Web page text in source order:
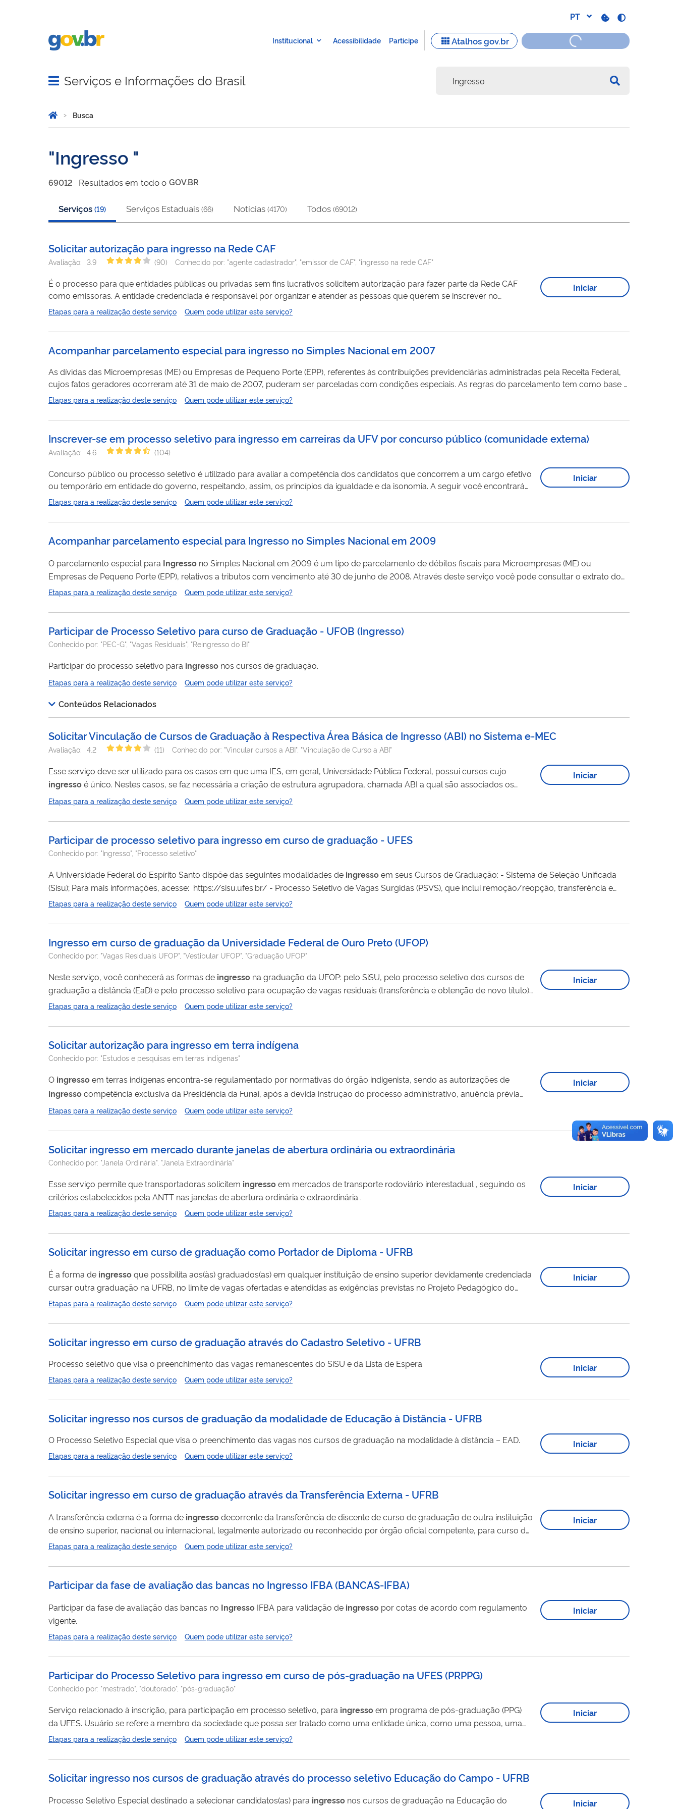
Abrir menu principal de navegação
Serviços e Informações do Brasil
Você está aqui:
Página Inicial
Busca
Ingresso
69012 Resultadosem todo o GOV.BR
Serviços (19) Serviços Estaduais (66) Notícias (4170) Todos (69012)
Solicitar autorização para ingresso na Rede CAF
Avaliação: 3.9 (90) Conhecido por: "agente cadastrador", "emissor de CAF", "ingresso na rede CAF"
É o processo para que entidades públicas ou privadas sem fins lucrativos solicitem autorização para fazer parte da Rede CAF
como emissoras. A entidade credenciada é responsável por organizar e atender as pessoas que querem se inscrever no
Cadastro Nacional da Agricultura Familiar (CAF). O Departamento de Cadastro Nacional do CAF analisa cada pedido, levando em
conta a necessidade do serviço na região, a estrutura e capacidade da entidade e os critérios definidos pelo órgão gestor do CAF.
Etapas para a realização deste serviço Quem pode utilizar este serviço?
Iniciar
Acompanhar parcelamento especial para ingresso no Simples Nacional em 2007
As dívidas das Microempresas (ME) ou Empresas de Pequeno Porte (EPP), referentes às contribuições previdenciárias administradas pela Receita Federal,
cujos fatos geradores ocorreram até 31 de maio de 2007, puderam ser parceladas com condições especiais. As regras do parcelamento tem como base o
art. 79 da L.C. nº 123, de 14 de dezembro de 2006. Através deste serviço você pode consultar o extrato do parcelamento e emitir parcelas. O prazo de
adesão está encerrado.
Etapas para a realização deste serviço Quem pode utilizar este serviço?
Inscrever-se em processo seletivo para ingresso em carreiras da UFV por concurso público (comunidade externa)
Avaliação: 4.6 (104)
Concurso público ou processo seletivo é utilizado para avaliar a competência dos candidatos que concorrem a um cargo efetivo
ou temporário em entidade do governo, respeitando, assim, os princípios da igualdade e da isonomia. A seguir você encontrará
informações sobre como se inscrever para os concursos públicos ou processos seletivos realizados na UFV.
Etapas para a realização deste serviço Quem pode utilizar este serviço?
Iniciar
Acompanhar parcelamento especial para Ingresso no Simples Nacional em 2009
O parcelamento especial para Ingresso no Simples Nacional em 2009 é um tipo de parcelamento de débitos fiscais para Microempresas (ME) ou
Empresas de Pequeno Porte (EPP), relativos a tributos com vencimento até 30 de junho de 2008. Através deste serviço você pode consultar o extrato do
parcelamento e emitir parcelas. O prazo de adesão está encerrado.
Etapas para a realização deste serviço Quem pode utilizar este serviço?
Participar de Processo Seletivo para curso de Graduação - UFOB (Ingresso)
Conhecido por: "PEC-G", "Vagas Residuais", "Reingresso do BI"
Participar do processo seletivo para ingresso nos cursos de graduação.
Etapas para a realização deste serviço Quem pode utilizar este serviço?
Conteúdos Relacionados
Solicitar Vinculação de Cursos de Graduação à Respectiva Área Básica de Ingresso (ABI) no Sistema e-MEC
Avaliação: 4.2 (11) Conhecido por: "Vincular cursos a ABI", "Vinculação de Curso a ABI"
Esse serviço deve ser utilizado para os casos em que uma IES, em geral, Universidade Pública Federal, possui cursos cujo
ingressoé único. Nestes casos, se faz necessária a criação de estrutura agrupadora, chamada ABI a qual são associados os
cursos de únicoingresso. Essa estrutura ABI é utilizada, por exemplo, para associar alunos ingressantes Censo da Educação
Etapas para a realização deste serviço Quem pode utilizar este serviço?
Iniciar
Participar de processo seletivo para ingresso em curso de graduação - UFES
Conhecido por: "Ingresso", "Processo seletivo"
A Universidade Federal do Espírito Santo dispõe das seguintes modalidades de ingressoem seus Cursos de Graduação: - Sistema de Seleção Unificada
(Sisu); Para mais informações, acesse: https://sisu.ufes.br/ - Processo Seletivo de Vagas Surgidas (PSVS), que inclui remoção/reopção, transferência e
novo curso; Para mais informações, acesse: https://ps.ufes.br/ - Aluno especial; Para mais informações, acesse: https://prograd.ufes.br/duvidas-
frequentes - Ensino à distância (EAD);...
Etapas para a realização deste serviço Quem pode utilizar este serviço?
Ingresso em curso de graduação da Universidade Federal de Ouro Preto (UFOP)
Conhecido por: "Vagas Residuais UFOP", "Vestibular UFOP", "Graduação UFOP"
Neste serviço, você conhecerá as formas de ingresso na graduação da UFOP: pelo SiSU, pelo processo seletivo dos cursos de
graduação a distância (EaD) e pelo processo seletivo para ocupação de vagas residuais (transferência e obtenção de novo título).
Se você cancelou a matrícula ou foi desligado do curso e deseja reingressar, verifique as informações relativas ao reingresso.
Etapas para a realização deste serviço Quem pode utilizar este serviço?
Iniciar
Solicitar autorização para ingresso em terra indígena
Conhecido por: "Estudos e pesquisas em terras indígenas"
O ingressoem terras indígenas encontra-se regulamentado por normativas do órgão indigenista, sendo as autorizações de
ingressocompetência exclusiva da Presidência da Funai, após a devida instrução do processo administrativo, anuência prévia
dos representantes dos povos indígenas envolvidos, conforme artigos 6º e 7º, da Convenção 169 da OIT, manifestação das
unidades regionais/gerais da Funai, e quando necessário, análise jurídica pela Procuradoria Federal Especializada – PFE/AGU.
Para...
Etapas para a realização deste serviço Quem pode utilizar este serviço?
Iniciar
Solicitar ingresso em mercado durante janelas de abertura ordinária ou extraordinária
Conhecido por: "Janela Ordinária", "Janela Extraordinária"
Esse serviço permite que transportadoras solicitem ingressoem mercados de transporte rodoviário interestadual , seguindo os
critérios estabelecidos pela ANTT nas janelas de abertura ordinária e extraordinária .
Etapas para a realização deste serviço Quem pode utilizar este serviço?
Iniciar
Solicitar ingresso em curso de graduação como Portador de Diploma - UFRB
É a forma de ingressoque possibilita aos(às) graduados(as) em qualquer instituição de ensino superior devidamente credenciada
cursar outra graduação na UFRB, no limite de vagas ofertadas e atendidas as exigências previstas no Projeto Pedagógico do
Curso – PPC.
Etapas para a realização deste serviço Quem pode utilizar este serviço?
Iniciar
Solicitar ingresso em curso de graduação através do Cadastro Seletivo - UFRB
Processo seletivo que visa o preenchimento das vagas remanescentes do SiSU e da Lista de Espera.
Etapas para a realização deste serviço Quem pode utilizar este serviço?
Iniciar
Solicitar ingresso nos cursos de graduação da modalidade de Educação à Distância - UFRB
O Processo Seletivo Especial que visa o preenchimento das vagas nos cursos de graduação na modalidade à distância – EAD.
Etapas para a realização deste serviço Quem pode utilizar este serviço?
Iniciar
Solicitar ingresso em curso de graduação através da Transferência Externa - UFRB
A transferência externa é a forma de ingressodecorrente da transferência de discente de curso de graduação de outra instituição
de ensino superior, nacional ou internacional, legalmente autorizado ou reconhecido por órgão oficial competente, para curso de
graduação da UFRB.
Etapas para a realização deste serviço Quem pode utilizar este serviço?
Iniciar
Participar da fase de avaliação das bancas no Ingresso IFBA(BANCAS-IFBA)
Participar da fase de avaliação das bancas no Ingresso IFBA para validação de ingresso por cotas de acordo com regulamento
vigente.
Etapas para a realização deste serviço Quem pode utilizar este serviço?
Iniciar
Participar do Processo Seletivo para ingresso em curso de pós-graduação na UFES(PRPPG)
Conhecido por: "mestrado", "doutorado", "pós-graduação"
Serviço relacionado à inscrição, para participação em processo seletivo, para ingressoem programa de pós-graduação (PPG)
da UFES. Usuário se refere a membro da sociedade que possa ser tratado como uma entidade única, como uma pessoa, uma
organização pública ou privada, uma comunidade, etc. Etapas são os momentos na prestação do serviço em que o usuário
precisa realizar uma ação ou receber uma informação. A Universidade Federal do Espírito Santo (UFES) dispõe dos seguintes
tipos de...
Etapas para a realização deste serviço Quem pode utilizar este serviço?
Iniciar
Solicitar ingresso nos cursos de graduação através do processo seletivo Educação do Campo - UFRB
Processo Seletivo Especial destinado a selecionar candidatos(as) para ingresso nos cursos de graduação na Educação do
Iniciar